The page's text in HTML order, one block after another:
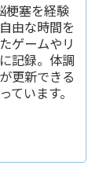
梗塞を経験
由な時間を
ゲームやリ
記録。体調
更新できる
ています。